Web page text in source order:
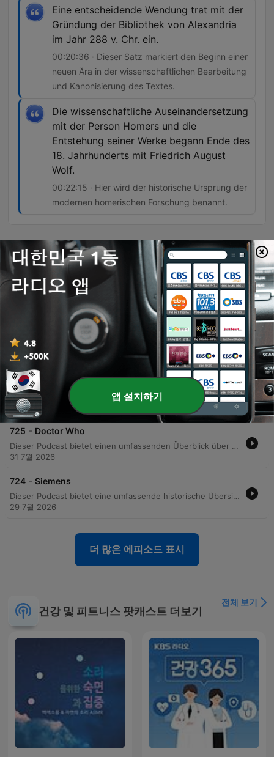
Eine entscheidende Wendung trat mit der
Gründung der Bibliothek von Alexandria
im Jahr 288 v. Chr. ein.
00:20:36 · Dieser Satz markiert den Beginn einer
neuen Ära in der wissenschaftlichen Bearbeitung
und Kanonisierung des Textes.
Die wissenschaftliche Auseinandersetzung
mit der Person Homers und die
Entstehung seiner Werke begann Ende des
18. Jahrhunderts mit Friedrich August
Wolf.
00:22:15 · Hier wird der historische Ursprung der
modernen homerischen Forschung benannt.
에피소드
728 - Odyssee
Dieser Podcast bietet einen umfassenden Überblick über die Geschichte, Definition und die vielfältigen Arten von Robotern. Die Reise reicht von antiken Mythen und frühen mechanischen Automaten bis hin zu modernen industriellen, modularen und kollaborativen Systemen. Zudem werden die technologischen Entwicklungen in Bereichen wie Logistik, Medizin und Forschung beleuchtet. Der Podcast thematisiert auch die gesellschaftlichen, ethischen und kulturellen Auswirkungen der Automatisierung sowie die historische Bedeutung der Robotik in der Literatur.
05 8월 2026
726 - Mercedes-Benz
Dieser Podcast bietet einen umfassenden Überblick über die Geschichte, Produktion und globale Präsenz von Mercedes-Benz. Er beleuchtet die historischen Wurzeln der Marke, die industrielle Entwicklung sowie die strategische Ausrichtung auf Elektromobilität und Motorsport. Zudem werden die Motorsportgeschichte, einschließlich der Erfolge in der Formel 1 und Formel E, die Entwicklung autonomer Fahrzeuge sowie die Rolle der Hochleistungsabteilung AMG und die Sponsoring-Aktivitäten des Unternehmens erläutert.
02 8월 2026
725 - Doctor Who
Dieser Podcast bietet einen umfassenden Überblick über die britische Science-Fiction-Serie Doctor Who. Er beleuchtet die Geschichte der Serie, zentrale Konzepte wie die TARDIS und die Regeneration sowie die Entwicklung der Charaktere und Begleiter. Zudem werden ikonische Feinde wie die Daleks und Cybermen, die musikalische Gestaltung sowie die globale Verbreitung und die Bedeutung der Serie in verschiedenen Medienformaten und der Popkultur detailliert behandelt.
31 7월 2026
724 - Siemens
Dieser Podcast bietet eine umfassende historische Übersicht über den deutschen Technologiekonzern Siemens. Die Episode beschreibt die Entwicklung von der Gründung als Telegrafenbauanstalt im Jahr 1847 über die Expansion in die Weltmärkte und die dunklen Kapitel während des Nationalsozialismus bis hin zur modernen Transformation. Zudem werden die strategische Entwicklung, technologische Innovationen in den Bereichen Kommunikation und Energietechnik sowie verschiedene Krisen beleuchtet. Themen wie die Umstrukturierung des Konzerns, Korruptionsskandale und geopolitische Herausforderungen prägen das Bild eines global agierenden Unternehmens im Wandel.
29 7월 2026
더 많은 에피소드 표시
건강 및 피트니스 팟캐스트 더보기
전체 보기
앱 설치하기